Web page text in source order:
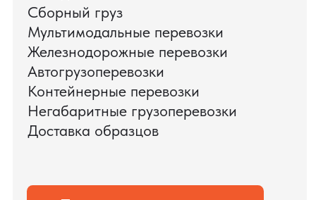
ДО ОПЛАТЫ?